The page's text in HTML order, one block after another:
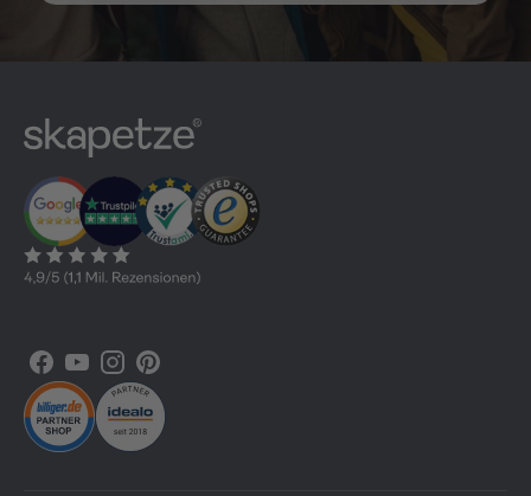
Facebook
YouTubeInstagram
Pinterest